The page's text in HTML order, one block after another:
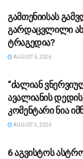
გამთენიისას
გარდაცვლილი
ტრაგედია?
AUGUST 6, 2026
“ძა­ლი­ან
ავა­ლი­ა­ნის
კომენტარი ნია
AUGUST 5, 2026
6 აგვისტოს